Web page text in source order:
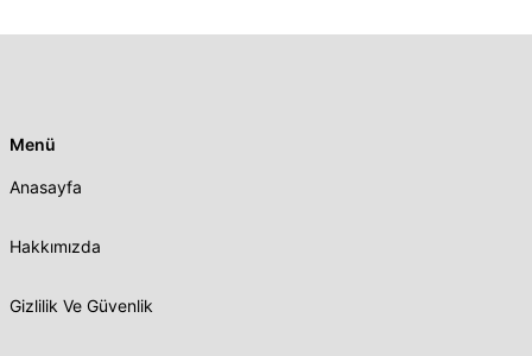
Menü
Anasayfa
Hakkımızda
Gizlilik Ve Güvenlik